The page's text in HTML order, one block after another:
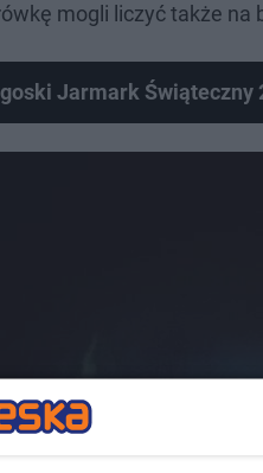
mogli liczyć także na
Jarmark Świąteczny